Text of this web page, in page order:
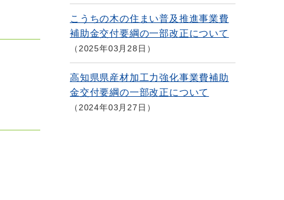
こうちの木の住まい普及推進事業費
補助金交付要綱の一部改正について
2025年03月28日
高知県県産材加工力強化事業費補助
金交付要綱の一部改正について
2024年03月27日